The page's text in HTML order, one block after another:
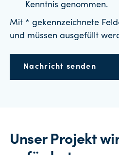
Kenntnis genommen.
Mit * gekennzeichnete
und müssen ausgefüllt
Nachricht senden
Unser Projekt